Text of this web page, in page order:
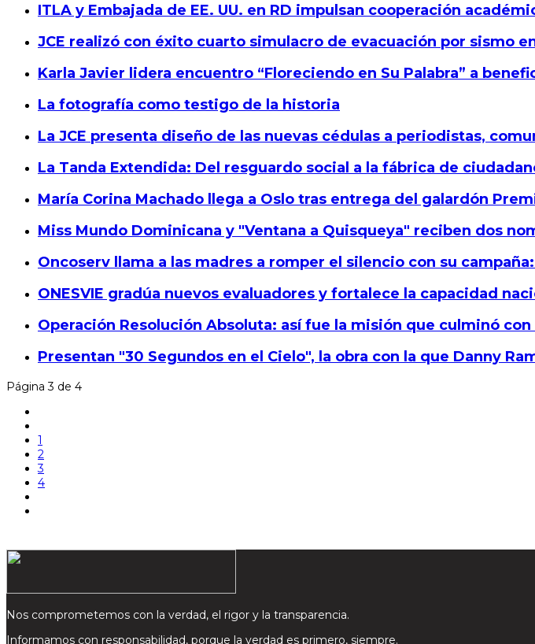
ITLA y Embajada de EE. UU. en RD impulsan cooperación
JCE realizó con éxito cuarto simulacro de evacuación por sismo
Karla Javier lidera encuentro “Floreciendo en Su Palabra” a
La fotografía como testigo de la historia
La JCE presenta diseño de las nuevas cédulas a periodistas,
La Tanda Extendida: Del resguardo social a la fábrica de
María Corina Machado llega a Oslo tras entrega del galardón
Miss Mundo Dominicana y "Ventana a Quisqueya" reciben dos
Oncoserv llama a las madres a romper el silencio con su
ONESVIE gradúa nuevos evaluadores y fortalece la capacidad
Operación Resolución Absoluta: así fue la misión que culminó
Presentan "30 Segundos en el Cielo", la obra con la que Danny
Página 3 de 4
1
2
3
4
Nos comprometemos con la verdad, el rigor y la transparencia.
Informamos con responsabilidad, porque la verdad es primero, siempre.